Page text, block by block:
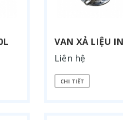
VAN XẢ LIỆU
Liên hệ
CHI TIẾT